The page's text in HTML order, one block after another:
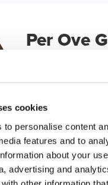
cookies
to personalise content
features and to
about your
advertising and
Per Ove
Partner Deal